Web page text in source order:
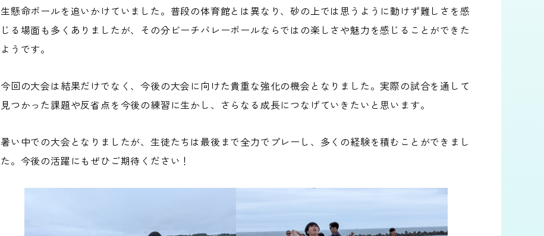
生懸命ボールを追いかけていました。普段の体育館とは異なり、砂の上では思うように動けず難しさを感
じる場面も多くありましたが、その分ビーチバレーボールならではの楽しさや魅力を感じることができた
ようです。
今回の大会は結果だけでなく、今後の大会に向けた貴重な強化の機会となりました。実際の試合を通して
見つかった課題や反省点を今後の練習に生かし、さらなる成長につなげていきたいと思います。
暑い中での大会となりましたが、生徒たちは最後まで全力でプレーし、多くの経験を積むことができまし
た。今後の活躍にもぜひご期待ください！